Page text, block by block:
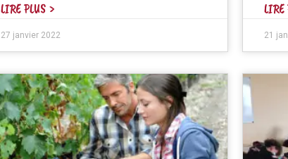
LIRE PLUS >
27 janvier 2022
LIRE
21